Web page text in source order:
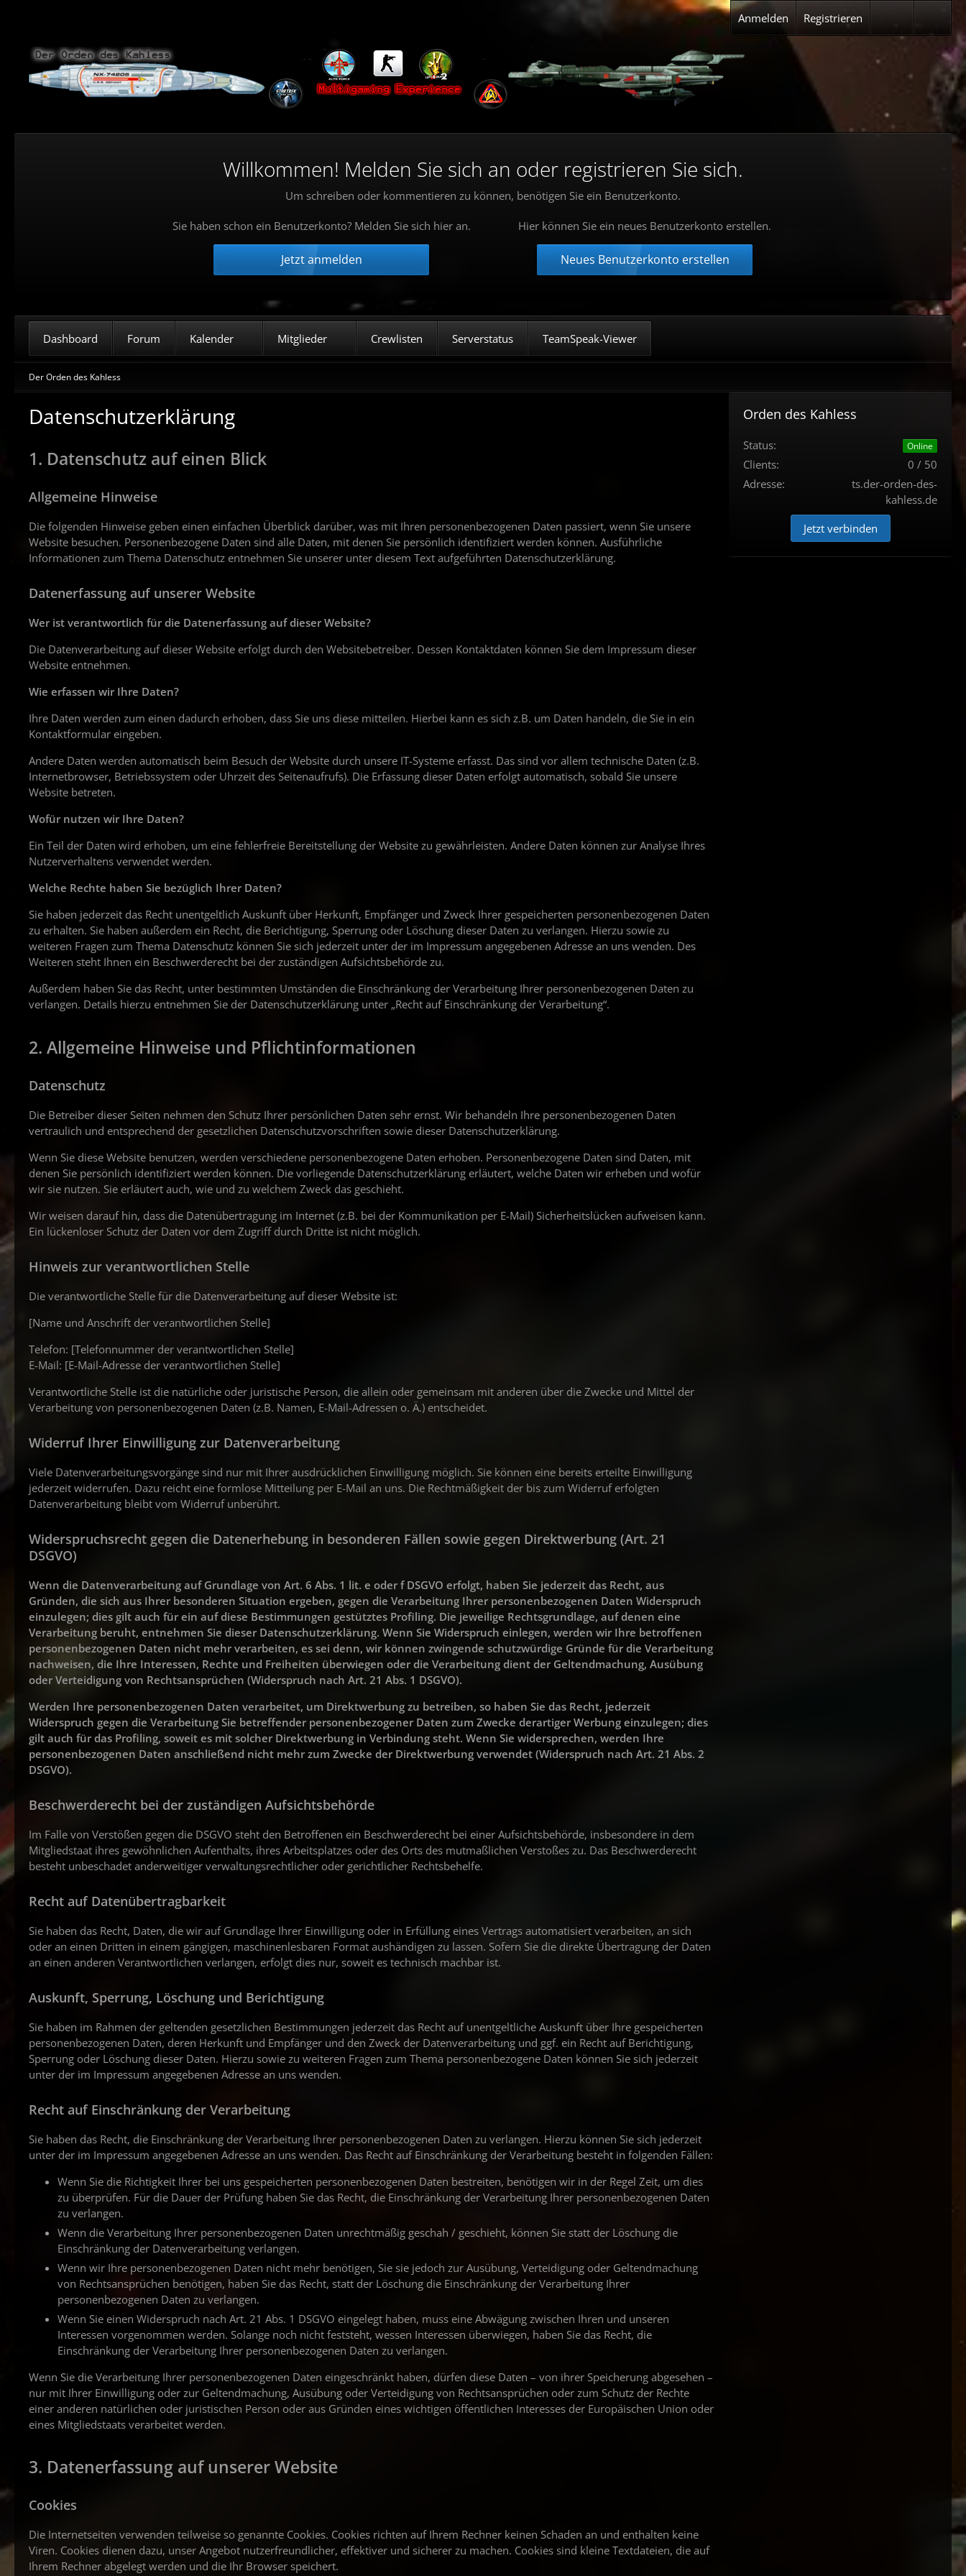
Willkommen! Melden Sie sich an oder registrieren Sie sich.
Um schreiben oder kommentieren zu können, benötigen Sie ein Benutzerkonto.
Sie haben schon ein Benutzerkonto? Melden Sie sich hier an.
Jetzt anmelden
Hier können Sie ein neues Benutzerkonto erstellen.
Neues Benutzerkonto erstellen
Dashboard Forum Kalender Mitglieder Crewlisten Serverstatus TeamSpeak-Viewer
Anmelden Registrieren
Der Orden des Kahless
Datenschutzerklärung
1. Datenschutz auf einen Blick
Allgemeine Hinweise
Die folgenden Hinweise geben einen einfachen Überblick darüber, was mit Ihren personenbezogenen Daten passiert, wenn Sie unsere
Website besuchen. Personenbezogene Daten sind alle Daten, mit denen Sie persönlich identifiziert werden können. Ausführliche
Informationen zum Thema Datenschutz entnehmen Sie unserer unter diesem Text aufgeführten Datenschutzerklärung.
Datenerfassung auf unserer Website
Wer ist verantwortlich für die Datenerfassung auf dieser Website?
Die Datenverarbeitung auf dieser Website erfolgt durch den Websitebetreiber. Dessen Kontaktdaten können Sie dem Impressum dieser
Website entnehmen.
Wie erfassen wir Ihre Daten?
Ihre Daten werden zum einen dadurch erhoben, dass Sie uns diese mitteilen. Hierbei kann es sich z.B. um Daten handeln, die Sie in ein
Kontaktformular eingeben.
Andere Daten werden automatisch beim Besuch der Website durch unsere IT-Systeme erfasst. Das sind vor allem technische Daten (z.B.
Internetbrowser, Betriebssystem oder Uhrzeit des Seitenaufrufs). Die Erfassung dieser Daten erfolgt automatisch, sobald Sie unsere
Website betreten.
Wofür nutzen wir Ihre Daten?
Ein Teil der Daten wird erhoben, um eine fehlerfreie Bereitstellung der Website zu gewährleisten. Andere Daten können zur Analyse Ihres
Nutzerverhaltens verwendet werden.
Welche Rechte haben Sie bezüglich Ihrer Daten?
Sie haben jederzeit das Recht unentgeltlich Auskunft über Herkunft, Empfänger und Zweck Ihrer gespeicherten personenbezogenen Daten
zu erhalten. Sie haben außerdem ein Recht, die Berichtigung, Sperrung oder Löschung dieser Daten zu verlangen. Hierzu sowie zu
weiteren Fragen zum Thema Datenschutz können Sie sich jederzeit unter der im Impressum angegebenen Adresse an uns wenden. Des
Weiteren steht Ihnen ein Beschwerderecht bei der zuständigen Aufsichtsbehörde zu.
Außerdem haben Sie das Recht, unter bestimmten Umständen die Einschränkung der Verarbeitung Ihrer personenbezogenen Daten zu
verlangen. Details hierzu entnehmen Sie der Datenschutzerklärung unter „Recht auf Einschränkung der Verarbeitung“.
2. Allgemeine Hinweise und Pflichtinformationen
Datenschutz
Die Betreiber dieser Seiten nehmen den Schutz Ihrer persönlichen Daten sehr ernst. Wir behandeln Ihre personenbezogenen Daten
vertraulich und entsprechend der gesetzlichen Datenschutzvorschriften sowie dieser Datenschutzerklärung.
Wenn Sie diese Website benutzen, werden verschiedene personenbezogene Daten erhoben. Personenbezogene Daten sind Daten, mit
denen Sie persönlich identifiziert werden können. Die vorliegende Datenschutzerklärung erläutert, welche Daten wir erheben und wofür
wir sie nutzen. Sie erläutert auch, wie und zu welchem Zweck das geschieht.
Wir weisen darauf hin, dass die Datenübertragung im Internet (z.B. bei der Kommunikation per E-Mail) Sicherheitslücken aufweisen kann.
Ein lückenloser Schutz der Daten vor dem Zugriff durch Dritte ist nicht möglich.
Hinweis zur verantwortlichen Stelle
Die verantwortliche Stelle für die Datenverarbeitung auf dieser Website ist:
[Name und Anschrift der verantwortlichen Stelle]
Telefon: [Telefonnummer der verantwortlichen Stelle]
E-Mail: [E-Mail-Adresse der verantwortlichen Stelle]
Verantwortliche Stelle ist die natürliche oder juristische Person, die allein oder gemeinsam mit anderen über die Zwecke und Mittel der
Verarbeitung von personenbezogenen Daten (z.B. Namen, E-Mail-Adressen o. Ä.) entscheidet.
Widerruf Ihrer Einwilligung zur Datenverarbeitung
Viele Datenverarbeitungsvorgänge sind nur mit Ihrer ausdrücklichen Einwilligung möglich. Sie können eine bereits erteilte Einwilligung
jederzeit widerrufen. Dazu reicht eine formlose Mitteilung per E-Mail an uns. Die Rechtmäßigkeit der bis zum Widerruf erfolgten
Datenverarbeitung bleibt vom Widerruf unberührt.
Widerspruchsrecht gegen die Datenerhebung in besonderen Fällen sowie gegen Direktwerbung (Art. 21
DSGVO)
Wenn die Datenverarbeitung auf Grundlage von Art. 6 Abs. 1 lit. e oder f DSGVO erfolgt, haben Sie jederzeit das Recht, aus
Gründen, die sich aus Ihrer besonderen Situation ergeben, gegen die Verarbeitung Ihrer personenbezogenen Daten Widerspruch
einzulegen; dies gilt auch für ein auf diese Bestimmungen gestütztes Profiling. Die jeweilige Rechtsgrundlage, auf denen eine
Verarbeitung beruht, entnehmen Sie dieser Datenschutzerklärung. Wenn Sie Widerspruch einlegen, werden wir Ihre betroffenen
personenbezogenen Daten nicht mehr verarbeiten, es sei denn, wir können zwingende schutzwürdige Gründe für die Verarbeitung
nachweisen, die Ihre Interessen, Rechte und Freiheiten überwiegen oder die Verarbeitung dient der Geltendmachung, Ausübung
oder Verteidigung von Rechtsansprüchen (Widerspruch nach Art. 21 Abs. 1 DSGVO).
Werden Ihre personenbezogenen Daten verarbeitet, um Direktwerbung zu betreiben, so haben Sie das Recht, jederzeit
Widerspruch gegen die Verarbeitung Sie betreffender personenbezogener Daten zum Zwecke derartiger Werbung einzulegen; dies
gilt auch für das Profiling, soweit es mit solcher Direktwerbung in Verbindung steht. Wenn Sie widersprechen, werden Ihre
personenbezogenen Daten anschließend nicht mehr zum Zwecke der Direktwerbung verwendet (Widerspruch nach Art. 21 Abs. 2
DSGVO).
Beschwerderecht bei der zuständigen Aufsichtsbehörde
Im Falle von Verstößen gegen die DSGVO steht den Betroffenen ein Beschwerderecht bei einer Aufsichtsbehörde, insbesondere in dem
Mitgliedstaat ihres gewöhnlichen Aufenthalts, ihres Arbeitsplatzes oder des Orts des mutmaßlichen Verstoßes zu. Das Beschwerderecht
besteht unbeschadet anderweitiger verwaltungsrechtlicher oder gerichtlicher Rechtsbehelfe.
Recht auf Datenübertragbarkeit
Sie haben das Recht, Daten, die wir auf Grundlage Ihrer Einwilligung oder in Erfüllung eines Vertrags automatisiert verarbeiten, an sich
oder an einen Dritten in einem gängigen, maschinenlesbaren Format aushändigen zu lassen. Sofern Sie die direkte Übertragung der Daten
an einen anderen Verantwortlichen verlangen, erfolgt dies nur, soweit es technisch machbar ist.
Auskunft, Sperrung, Löschung und Berichtigung
Sie haben im Rahmen der geltenden gesetzlichen Bestimmungen jederzeit das Recht auf unentgeltliche Auskunft über Ihre gespeicherten
personenbezogenen Daten, deren Herkunft und Empfänger und den Zweck der Datenverarbeitung und ggf. ein Recht auf Berichtigung,
Sperrung oder Löschung dieser Daten. Hierzu sowie zu weiteren Fragen zum Thema personenbezogene Daten können Sie sich jederzeit
unter der im Impressum angegebenen Adresse an uns wenden.
Recht auf Einschränkung der Verarbeitung
Sie haben das Recht, die Einschränkung der Verarbeitung Ihrer personenbezogenen Daten zu verlangen. Hierzu können Sie sich jederzeit
unter der im Impressum angegebenen Adresse an uns wenden. Das Recht auf Einschränkung der Verarbeitung besteht in folgenden Fällen:
Wenn Sie die Richtigkeit Ihrer bei uns gespeicherten personenbezogenen Daten bestreiten, benötigen wir in der Regel Zeit, um dies
zu überprüfen. Für die Dauer der Prüfung haben Sie das Recht, die Einschränkung der Verarbeitung Ihrer personenbezogenen Daten
zu verlangen.
Wenn die Verarbeitung Ihrer personenbezogenen Daten unrechtmäßig geschah / geschieht, können Sie statt der Löschung die
Einschränkung der Datenverarbeitung verlangen.
Wenn wir Ihre personenbezogenen Daten nicht mehr benötigen, Sie sie jedoch zur Ausübung, Verteidigung oder Geltendmachung
von Rechtsansprüchen benötigen, haben Sie das Recht, statt der Löschung die Einschränkung der Verarbeitung Ihrer
personenbezogenen Daten zu verlangen.
Wenn Sie einen Widerspruch nach Art. 21 Abs. 1 DSGVO eingelegt haben, muss eine Abwägung zwischen Ihren und unseren
Interessen vorgenommen werden. Solange noch nicht feststeht, wessen Interessen überwiegen, haben Sie das Recht, die
Einschränkung der Verarbeitung Ihrer personenbezogenen Daten zu verlangen.
Wenn Sie die Verarbeitung Ihrer personenbezogenen Daten eingeschränkt haben, dürfen diese Daten – von ihrer Speicherung abgesehen –
nur mit Ihrer Einwilligung oder zur Geltendmachung, Ausübung oder Verteidigung von Rechtsansprüchen oder zum Schutz der Rechte
einer anderen natürlichen oder juristischen Person oder aus Gründen eines wichtigen öffentlichen Interesses der Europäischen Union oder
eines Mitgliedstaats verarbeitet werden.
3. Datenerfassung auf unserer Website
Cookies
Die Internetseiten verwenden teilweise so genannte Cookies. Cookies richten auf Ihrem Rechner keinen Schaden an und enthalten keine
Viren. Cookies dienen dazu, unser Angebot nutzerfreundlicher, effektiver und sicherer zu machen. Cookies sind kleine Textdateien, die auf
Ihrem Rechner abgelegt werden und die Ihr Browser speichert.
Orden des Kahless
Status: Online
Clients:
0 / 50
Adresse:
ts.der-orden-des-
kahless.de
Jetzt verbinden